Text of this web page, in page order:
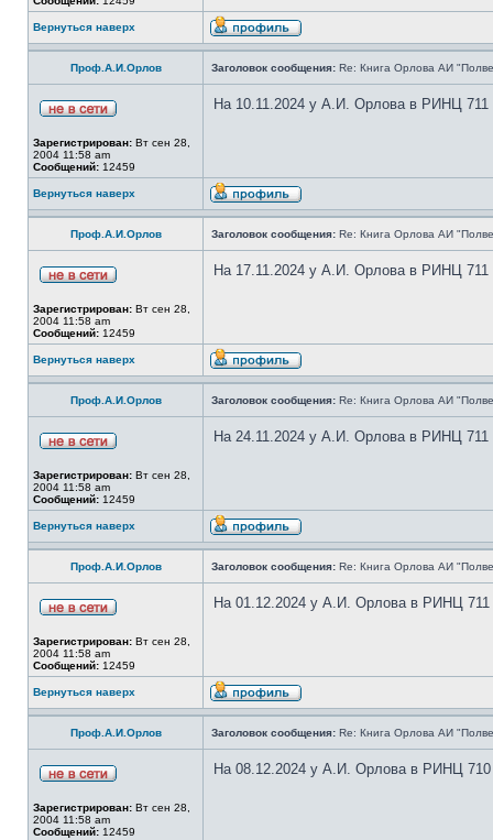
Вернуться наверх
Проф.А.И.Орлов Заголовок сообщения: Re: Книга Орлова АИ
Зарегистрирован: Вт сен 28,
2004 11:58 am
Сообщений: 12459
На 10.11.2024 у А.И. Орлова в РИНЦ 711
Вернуться наверх
Проф.А.И.Орлов Заголовок сообщения: Re: Книга Орлова АИ
Зарегистрирован: Вт сен 28,
2004 11:58 am
Сообщений: 12459
На 17.11.2024 у А.И. Орлова в РИНЦ 711
Вернуться наверх
Проф.А.И.Орлов Заголовок сообщения: Re: Книга Орлова АИ
Зарегистрирован: Вт сен 28,
2004 11:58 am
Сообщений: 12459
На 24.11.2024 у А.И. Орлова в РИНЦ 711
Вернуться наверх
Проф.А.И.Орлов Заголовок сообщения: Re: Книга Орлова АИ
Зарегистрирован: Вт сен 28,
2004 11:58 am
Сообщений: 12459
На 01.12.2024 у А.И. Орлова в РИНЦ 711
Вернуться наверх
Проф.А.И.Орлов Заголовок сообщения: Re: Книга Орлова АИ
Зарегистрирован: Вт сен 28,
2004 11:58 am
Сообщений: 12459
На 08.12.2024 у А.И. Орлова в РИНЦ 710